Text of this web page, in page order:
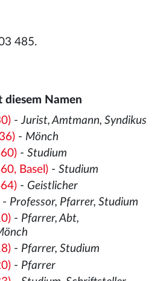
485.
diesem Namen
-Jurist, Amtmann, Syndikus
- Mönch
- Studium
Basel)- Studium
- Geistlicher
Professor, Pfarrer, Studium
- Pfarrer, Abt,
- Pfarrer, Studium
- Pfarrer